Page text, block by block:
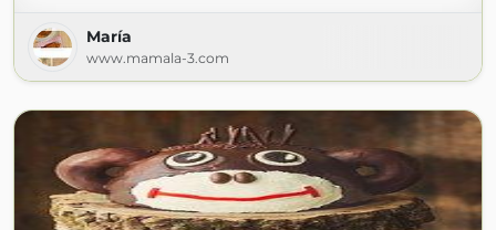
María
www.mamala-3.com